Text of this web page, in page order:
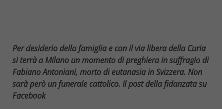
Per desiderio della famiglia e con il via libera della Curia
si terrà a Milano un momento di preghiera in suffragio di
Fabiano Antoniani, morto di eutanasia in Svizzera. Non
sarà però un funerale cattolico. Il post della fidanzata su
Facebook